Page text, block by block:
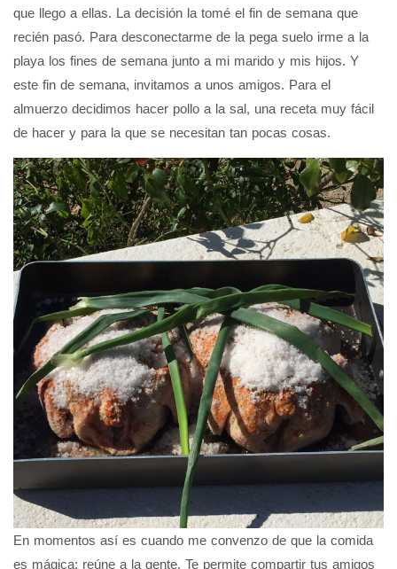
que llego a ellas. La decisión la tomé el fin de semana que
recién pasó. Para desconectarme de la pega suelo irme a la
playa los fines de semana junto a mi marido y mis hijos. Y
este fin de semana, invitamos a unos amigos. Para el
almuerzo decidimos hacer pollo a la sal, una receta muy fácil
de hacer y para la que se necesitan tan pocas cosas.
En momentos así es cuando me convenzo de que la comida
es mágica: reúne a la gente. Te permite compartir tus amigos